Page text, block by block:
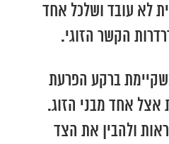
לא עובד ושלכל אחד
הקשר הזוגי.
ברקע הפרעת
אצל אחד מבני הזוג.
ולהבין את הצד